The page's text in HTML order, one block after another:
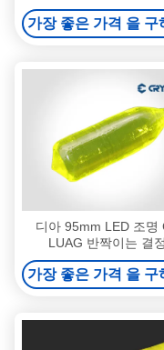
8.5 강도
가장 좋은 가격 을 구
디아 95mm LED 조명
LUAG 반짝이는 결정
가장 좋은 가격 을 구